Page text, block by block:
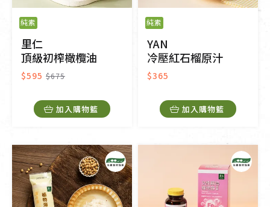
純素
里仁
頂級初榨橄欖油
$595 $675
加入購物籃
純素
YAN
冷壓紅石榴原汁
$365
加入購物籃